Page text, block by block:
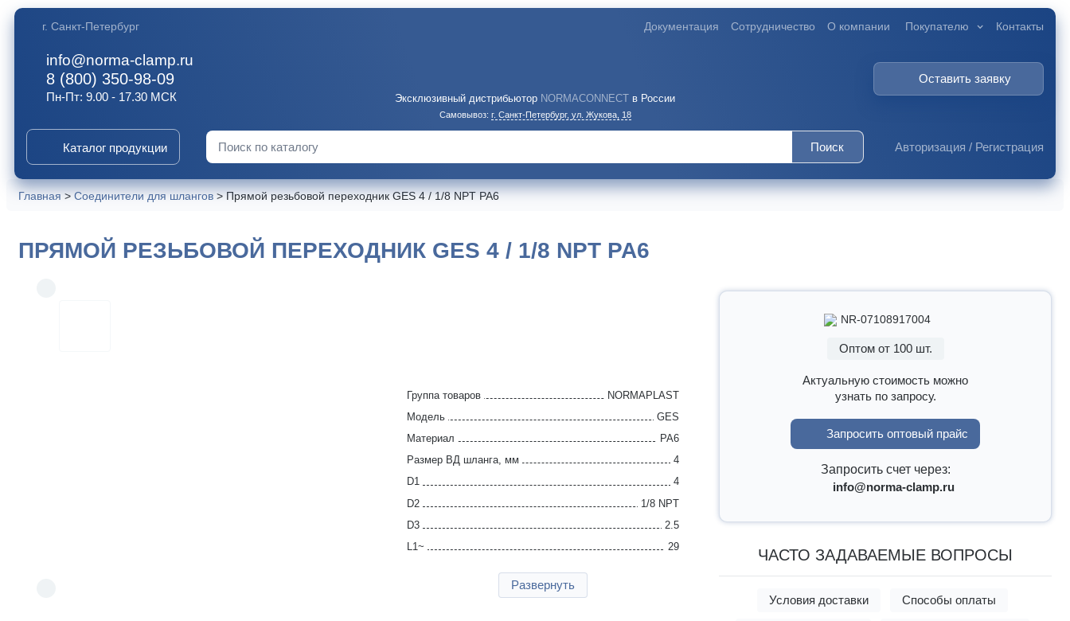
г. Санкт-Петербург Документация Сотрудничество О компании Покупателю Контакты
info@norma-clamp.ru
8 (800) 350-98-09
Пн-Пт: 9.00 - 17.30 МСК Эксклюзивный дистрибьютор NORMACONNECT в России
Самовывоз: г. Санкт-Петербург, ул. Жукова, 18
Оставить заявку
Каталог продукции Искать:
Поиск Авторизация / Регистрация
Главная > Соединители для шлангов > Прямой резьбовой переходник GES 4 / 1/8 NPT PA6
ПРЯМОЙ РЕЗЬБОВОЙ ПЕРЕХОДНИК GES 4 / 1/8 NPT PA6
Группа товаров
NORMAPLAST
Модель
GES
Материал
PA6
Размер ВД шланга, мм
4
D1
4
D2
1/8 NPT
D3
2.5
L1~
29
Развернуть
NR-07108917004
Оптом от 100 шт.
Актуальную стоимость можно
узнать по запросу.
Запросить оптовый прайс
Запросить счет через:
info@norma-clamp.ru
ЧАСТО ЗАДАВАЕМЫЕ ВОПРОСЫ
Условия доставки Способы оплаты